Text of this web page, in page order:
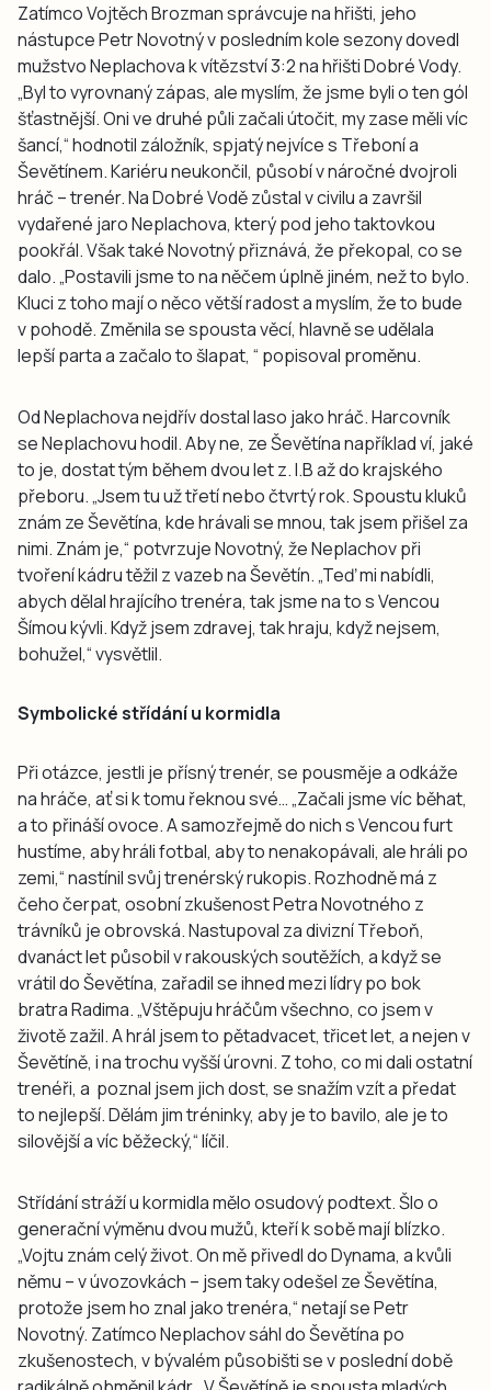
Zatímco Vojtěch Brozman správcuje na hřišti, jeho
nástupce Petr Novotný v posledním kole sezony dovedl
mužstvo Neplachova k vítězství 3:2 na hřišti Dobré Vody.
„Byl to vyrovnaný zápas, ale myslím, že jsme byli o ten gól
šťastnější. Oni ve druhé půli začali útočit, my zase měli víc
šancí,“ hodnotil záložník, spjatý nejvíce s Třeboní a
Ševětínem. Kariéru neukončil, působí v náročné dvojroli
hráč – trenér. Na Dobré Vodě zůstal v civilu a završil
vydařené jaro Neplachova, který pod jeho taktovkou
pookřál. Však také Novotný přiznává, že překopal, co se
dalo. „Postavili jsme to na něčem úplně jiném, než to bylo.
Kluci z toho mají o něco větší radost a myslím, že to bude
v pohodě. Změnila se spousta věcí, hlavně se udělala
lepší parta a začalo to šlapat, “ popisoval proměnu.
Od Neplachova nejdřív dostal laso jako hráč. Harcovník
se Neplachovu hodil. Aby ne, ze Ševětína například ví, jaké
to je, dostat tým během dvou let z. I.B až do krajského
přeboru. „Jsem tu už třetí nebo čtvrtý rok. Spoustu kluků
znám ze Ševětína, kde hrávali se mnou, tak jsem přišel za
nimi. Znám je,“ potvrzuje Novotný, že Neplachov při
tvoření kádru těžil z vazeb na Ševětín. „Teď mi nabídli,
abych dělal hrajícího trenéra, tak jsme na to s Vencou
Šímou kývli. Když jsem zdravej, tak hraju, když nejsem,
bohužel,“ vysvětlil.
Symbolické střídání u kormidla
Při otázce, jestli je přísný trenér, se pousměje a odkáže
na hráče, ať si k tomu řeknou své… „Začali jsme víc běhat,
a to přináší ovoce. A samozřejmě do nich s Vencou furt
hustíme, aby hráli fotbal, aby to nenakopávali, ale hráli po
zemi,“ nastínil svůj trenérský rukopis. Rozhodně má z
čeho čerpat, osobní zkušenost Petra Novotného z
trávníků je obrovská. Nastupoval za divizní Třeboň,
dvanáct let působil v rakouských soutěžích, a když se
vrátil do Ševětína, zařadil se ihned mezi lídry po bok
bratra Radima. „Vštěpuju hráčům všechno, co jsem v
životě zažil. A hrál jsem to pětadvacet, třicet let, a nejen v
Ševětíně, i na trochu vyšší úrovni. Z toho, co mi dali ostatní
trenéři, a poznal jsem jich dost, se snažím vzít a předat
to nejlepší. Dělám jim tréninky, aby je to bavilo, ale je to
silovější a víc běžecký,“ líčil.
Střídání stráží u kormidla mělo osudový podtext. Šlo o
generační výměnu dvou mužů, kteří k sobě mají blízko.
„Vojtu znám celý život. On mě přivedl do Dynama, a kvůli
němu – v úvozovkách – jsem taky odešel ze Ševětína,
protože jsem ho znal jako trenéra,“ netají se Petr
Novotný. Zatímco Neplachov sáhl do Ševětína po
zkušenostech, v bývalém působišti se v poslední době